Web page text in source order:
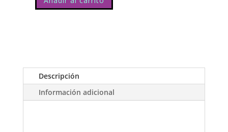
Chazz
Princeton
1602
Descripción
Información adicional